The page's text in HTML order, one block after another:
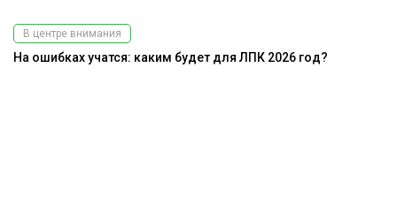
В центре внимания
На ошибках учатся: каким будет для ЛПК 2026 год?